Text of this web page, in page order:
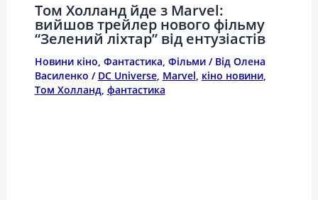
Том Холланд йде з Marvel:
вийшов трейлер нового фільму
“Зелений ліхтар” від ентузіастів
Новини кіно, Фантастика, Фільми/ Від Олена
Василенко / DC Universe, Marvel, кіно новини,
Том Холланд, фантастика